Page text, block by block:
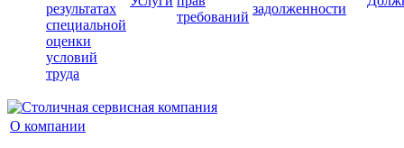
результатах
специальной
оценки
условий
труда
требований
задолженности
О компании